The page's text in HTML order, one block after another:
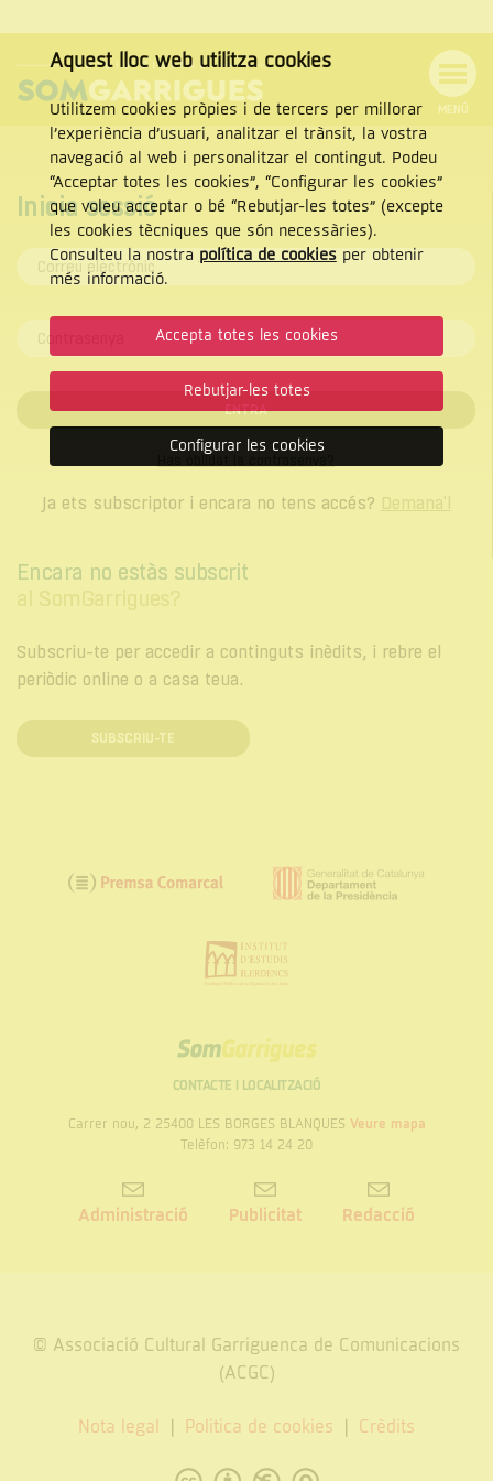
Menú
navegació
MENÚ
Cercar
CERCAR
Inicia sessió
ENTRA
Ja ets subscriptor i encara no tens accés? Demana'l
Encara no estàs subscrit
al SomGarrigues?
Subscriu-te per accedir a continguts inèdits, i rebre el
periòdic online o a casa teua.
SUBSCRIU-TE
Premsa
Generalitat
Institut
d'Estudis
Som
Garrigues
CONTACTE I LOCALITZACIÓ
Carrer nou, 2 25400 LES BORGES BLANQUES Veure mapa
Telèfon: 973 14 24 20
Administració Publicitat Redacció
© Associació Cultural Garriguenca de Comunicacions
(ACGC)
Nota legal Politica de cookies Crèdits
Aquest lloc web utilitza cookies
Utilitzem cookies pròpies i de tercers per millorar
l’experiència d’usuari, analitzar el trànsit, la vostra
navegació al web i personalitzar el contingut. Podeu
“Acceptar totes les cookies”, “Configurar les cookies”
que voleu acceptar o bé “Rebutjar-les totes” (excepte
les cookies tècniques que són necessàries).
Consulteu la nostra política de cookiesper obtenir
més informació.
Accepta totes les cookies
Rebutjar-les totes
Configurar les cookies